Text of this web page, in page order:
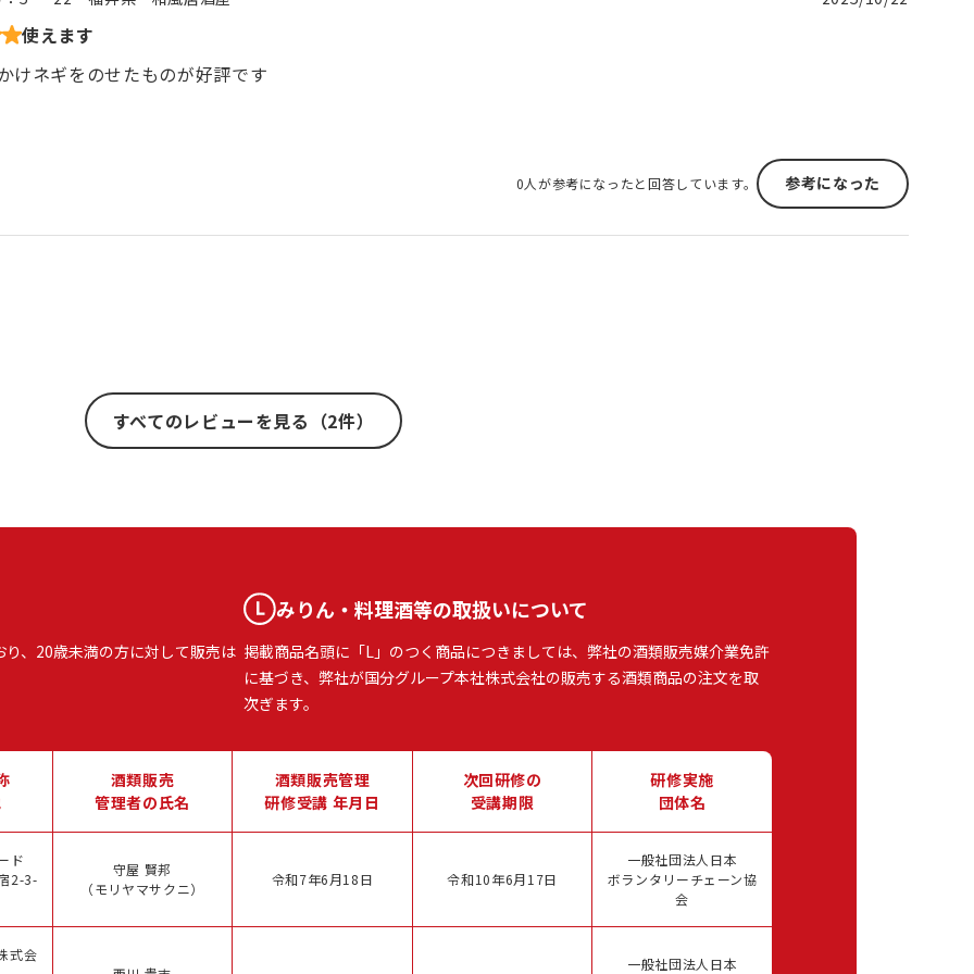
使えます
けネギをのせたものが好評です
0人が参考になったと回答しています。 参考になった
すべてのレビューを見る（2件）
、20歳未満の方に対して販売は
みりん・料理酒等の取扱いについて
掲載商品名頭に「L」のつく商品につきましては、弊社の酒類販売媒介業免許
に基づき、弊社が国分グループ本社株式会社の販売する酒類商品の注文を取
次ぎます。
酒類販売
管理者の氏名
酒類販売管理
研修受講 年月日
次回研修の
受講期限
研修実施
団体名
ド
2-3-
守屋 賢邦
（モリヤマサクニ）
令和7年6月18日 令和10年6月17日
一般社団法人日本
ボランタリーチェーン協
会
式会
一般社団法人日本